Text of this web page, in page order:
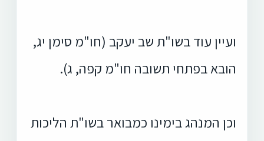
ועיין עוד בשו"ת שב יעקב (חו"מ סימן יג,
הובא בפתחי תשובה חו"מ קפה, ג).
וכן המנהג בימינו כמבואר בשו"ת הליכות